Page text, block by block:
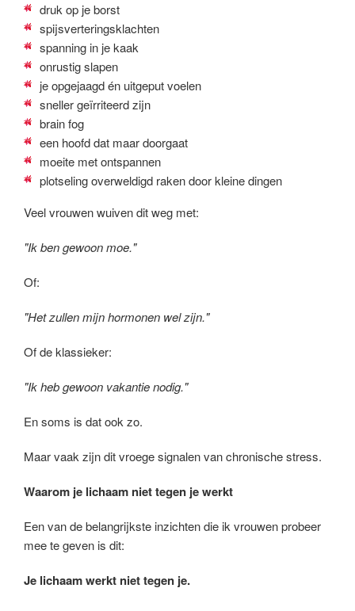
druk op je borst
spijsverteringsklachten
spanning in je kaak
onrustig slapen
je opgejaagd én uitgeput voelen
sneller geïrriteerd zijn
brain fog
een hoofd dat maar doorgaat
moeite met ontspannen
plotseling overweldigd raken door kleine dingen
Veel vrouwen wuiven dit weg met:
"Ik ben gewoon moe."
Of:
"Het zullen mijn hormonen wel zijn."
Of de klassieker:
"Ik heb gewoon vakantie nodig."
En soms is dat ook zo.
Maar vaak zijn dit vroege signalen van chronische stress.
Waarom je lichaam niet tegen je werkt
Een van de belangrijkste inzichten die ik vrouwen probeer
mee te geven is dit:
Je lichaam werkt niet tegen je.